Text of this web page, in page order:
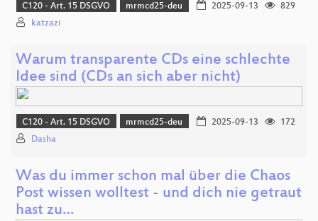
C120 - Art. 15 DSGVO mrmcd25-deu 2025-09-13
829
katzazi
Warum transparente CDs eine schlechte
Idee sind (CDs an sich aber nicht)
C120 - Art. 15 DSGVO mrmcd25-deu 2025-09-13
172
Dasha
Was du immer schon mal über die Chaos
Post wissen wolltest - und dich nie getraut
hast zu…